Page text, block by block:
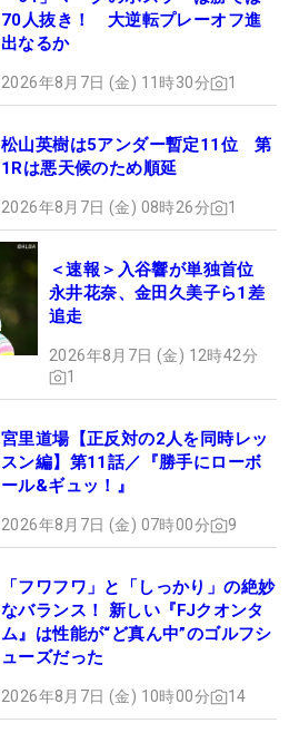
70人抜き！ 大逆転プレーオフ進
出なるか
2026年8月7日 (金) 11時30分 1
松山英樹は5アンダー暫定11位 第
1Rは悪天候のため順延
2026年8月7日 (金) 08時26分 1
＜速報＞入谷響が単独首位
永井花奈、金田久美子ら1差
追走
2026年8月7日 (金) 12時42分
1
宮里道場【正反対の2人を同時レッ
スン編】第11話／『勝手にローボ
ール&ギュッ！』
2026年8月7日 (金) 07時00分 9
「フワフワ」と「しっかり」の絶妙
なバランス！ 新しい『FJクオンタ
ム』は性能が“ど真ん中”のゴルフシ
ューズだった
2026年8月7日 (金) 10時00分 14